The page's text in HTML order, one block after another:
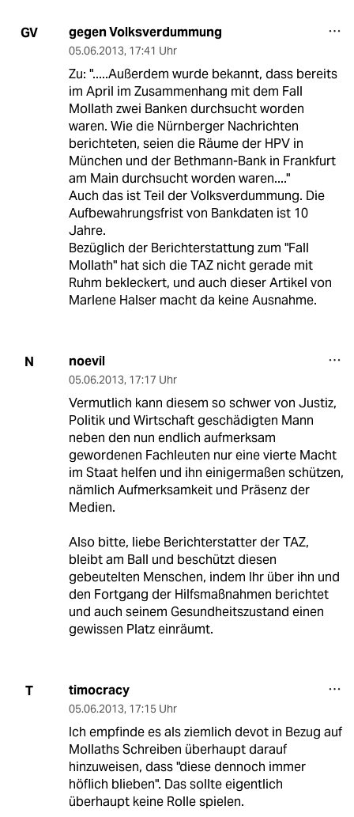
GV gegen Volksverdummung
05.06.2013, 17:41 Uhr
Zu: ".....Außerdem wurde bekannt, dass bereits
im April im Zusammenhang mit dem Fall
Mollath zwei Banken durchsucht worden
waren. Wie die Nürnberger Nachrichten
berichteten, seien die Räume der HPV in
München und der Bethmann-Bank in Frankfurt
am Main durchsucht worden waren...."
Auch das ist Teil der Volksverdummung. Die
Aufbewahrungsfrist von Bankdaten ist 10
Jahre.
Bezüglich der Berichterstattung zum "Fall
Mollath" hat sich die TAZ nicht gerade mit
Ruhm bekleckert, und auch dieser Artikel von
Marlene Halser macht da keine Ausnahme.
N noevil
05.06.2013, 17:17 Uhr
Vermutlich kann diesem so schwer von Justiz,
Politik und Wirtschaft geschädigten Mann
neben den nun endlich aufmerksam
gewordenen Fachleuten nur eine vierte Macht
im Staat helfen und ihn einigermaßen schützen,
nämlich Aufmerksamkeit und Präsenz der
Medien.
Also bitte, liebe Berichterstatter der TAZ,
bleibt am Ball und beschützt diesen
gebeutelten Menschen, indem Ihr über ihn und
den Fortgang der Hilfsmaßnahmen berichtet
und auch seinem Gesundheitszustand einen
gewissen Platz einräumt.
T timocracy
05.06.2013, 17:15 Uhr
Ich empfinde es als ziemlich devot in Bezug auf
Mollaths Schreiben überhaupt darauf
hinzuweisen, dass "diese dennoch immer
höflich blieben". Das sollte eigentlich
überhaupt keine Rolle spielen.